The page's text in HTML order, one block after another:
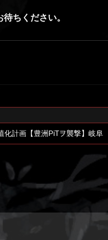
ちください。
化計画【豊洲PiTヲ襲撃】岐阜